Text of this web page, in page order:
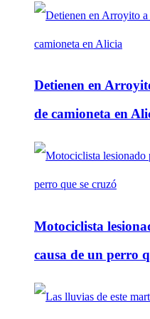
Detienen en
de camioneta en
Motociclista
causa de un perro